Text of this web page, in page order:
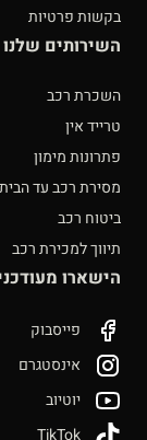
בקשות פרטיות
השירותים שלנו
השכרת רכב
טרייד אין
פתרונות מימון
מסירת רכב עד הבית
ביטוח רכב
תיווך למכירת רכב
הישארו
פייסבוק
אינסטגרם
יוטיוב